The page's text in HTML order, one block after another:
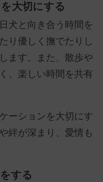
大切にする
犬と向き合う時間を
り優しく撫でたりし
ます。また、散歩や
、楽しい時間を共有
ーションを大切にす
絆が深まり、愛情も
する